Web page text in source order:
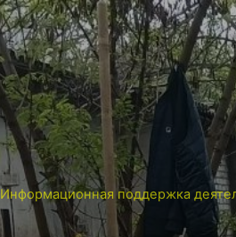
Информационная поддержка